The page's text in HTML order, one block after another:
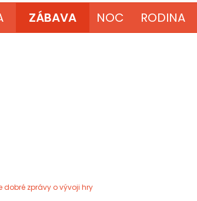
ZÁBAVA NOC RODINA
dobré zprávy o vývoji hry